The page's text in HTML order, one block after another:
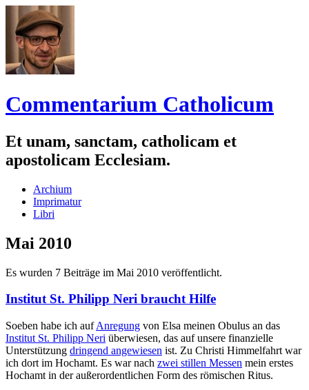
Commentarium Catholicum
Et unam, sanctam, catholicam et
apostolicam Ecclesiam.
Zum
Inhalt
springen
Archium
Imprimatur
Libri
Mai 2010
Es wurden 7 Beiträge im Mai 2010 veröffentlicht.
Institut St. Philipp Neri braucht Hilfe
Soeben habe ich aufAnregung von Elsa meinen Obulus an das
Institut St. Philipp Neri überwiesen, das auf unsere finanzielle
Unterstützung dringend angewiesen ist. Zu Christi Himmelfahrt war
ich dort im Hochamt. Es war nach zwei stillen Messen mein erstes
Hochamt in der außerordentlichen Form des römischen Ritus.